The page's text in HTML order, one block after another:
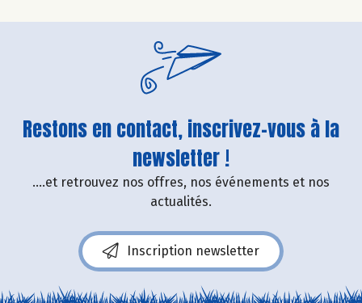
Restons en contact, inscrivez-vous à la
newsletter !
....et retrouvez nos offres, nos événements et nos
actualités.
Inscription newsletter